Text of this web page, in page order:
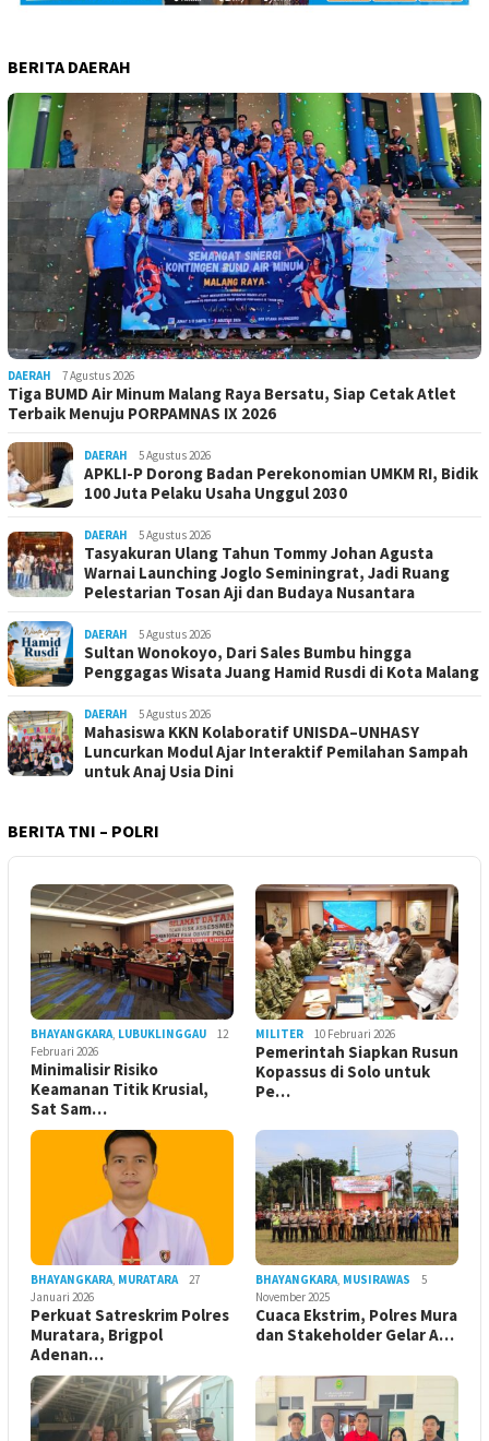
BERITA DAERAH
DAERAH 7 Agustus 2026
Tiga BUMD Air Minum Malang Raya Bersatu, Siap Cetak Atlet
Terbaik Menuju PORPAMNAS IX 2026
DAERAH 5 Agustus 2026
APKLI-P Dorong Badan Perekonomian UMKM RI, Bidik
100 Juta Pelaku Usaha Unggul 2030
DAERAH 5 Agustus 2026
Tasyakuran Ulang Tahun Tommy Johan Agusta
Warnai Launching Joglo Seminingrat, Jadi Ruang
Pelestarian Tosan Aji dan Budaya Nusantara
DAERAH 5 Agustus 2026
Sultan Wonokoyo, Dari Sales Bumbu hingga
Penggagas Wisata Juang Hamid Rusdi di Kota Malang
DAERAH 5 Agustus 2026
Mahasiswa KKN Kolaboratif UNISDA–UNHASY
Luncurkan Modul Ajar Interaktif Pemilahan Sampah
untuk Anaj Usia Dini
BERITA TNI – POLRI
BHAYANGKARA, LUBUKLINGGAU
12
Februari 2026
Minimalisir Risiko
Keamanan Titik Krusial,
Sat Sam…
MILITER 10 Februari 2026
Pemerintah Siapkan Rusun
Kopassus di Solo untuk
Pe…
BHAYANGKARA, MURATARA
27
Januari 2026
Perkuat Satreskrim Polres
Muratara, Brigpol
Adenan…
BHAYANGKARA, MUSIRAWAS
5
November 2025
Cuaca Ekstrim, Polres Mura
dan Stakeholder Gelar A…